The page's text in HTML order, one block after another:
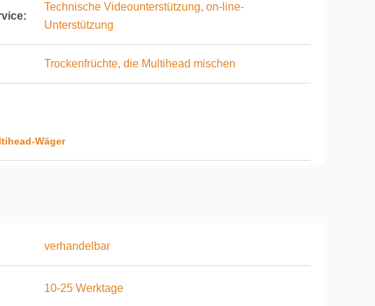
Technische Videounterstützung, on-line-
Unterstützung
Trockenfrüchte, die Multihead mischen
Wäger
verhandelbar
10-25 Werktage